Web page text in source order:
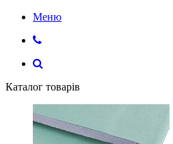
Меню
Каталог товарів